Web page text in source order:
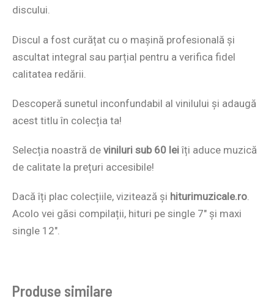
discului.
Discul a fost curățat cu o mașină profesională și
ascultat integral sau parțial pentru a verifica fidel
calitatea redării.
Descoperă sunetul inconfundabil al vinilului și adaugă
acest titlu în colecția ta!
Selecția noastră de viniluri sub 60 leiîți aduce muzică
de calitate la prețuri accesibile!
Dacă îți plac colecțiile, vizitează și hiturimuzicale.ro.
Acolo vei găsi compilații, hituri pe single 7″ și maxi
single 12″.
Produse similare